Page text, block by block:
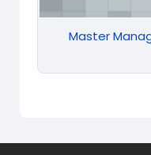
Master